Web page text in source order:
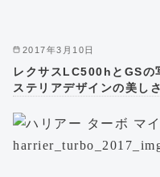
2017年3月10日
レクサスLC500hとGSの
ステリアデザインの美し